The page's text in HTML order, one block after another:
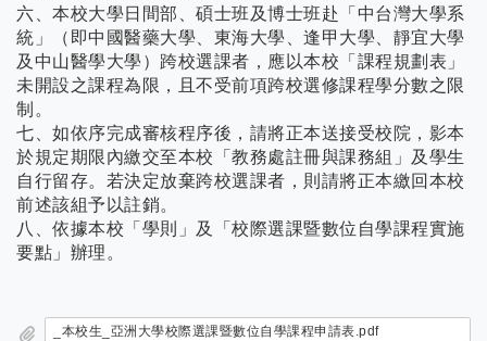
六、本校大學日間部、碩士班及博士班赴「中台灣大學系
統」（即中國醫藥大學、東海大學、逢甲大學、靜宜大學
及中山醫學大學）跨校選課者，應以本校「課程規劃表」
未開設之課程為限，且不受前項跨校選修課程學分數之限
制。
七、如依序完成審核程序後，請將正本送接受校院，影本
於規定期限內繳交至本校「教務處註冊與課務組」及學生
自行留存。若決定放棄跨校選課者，則請將正本繳回本校
前述該組予以註銷。
八、依據本校「學則」及「校際選課暨數位自學課程實施
要點」辦理。
_本校生_亞洲大學校際選課暨數位自學課程申請表.pdf